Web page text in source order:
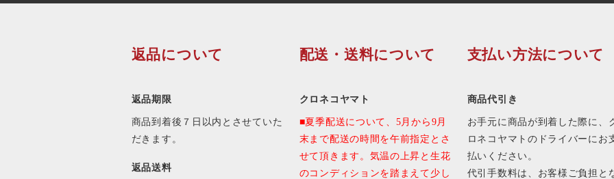
返品について
返品期限
商品到着後７日以内とさせていた
だきます。
返品送料
配送・送料について
クロネコヤマト
■夏季配送について、5月から9月
末まで配送の時間を午前指定とさ
せて頂きます。気温の上昇と生花
のコンディションを踏まえて少し
支払い方法について
商品代引き
お手元に商品が到着した際に、
ロネコヤマトのドライバーにお
払いください。
代引手数料は、お客様ご負担と